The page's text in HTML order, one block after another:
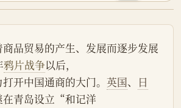
品贸易的产生、发展而逐步发展
鸦片战争以后，
开中国通商的大门。 英国、
日
在青岛设立“和记洋